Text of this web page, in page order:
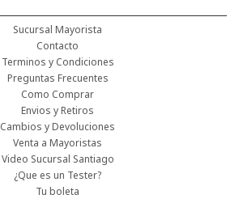
Sucursal Mayorista
Contacto
Terminos y Condiciones
Preguntas Frecuentes
Como Comprar
Envios y Retiros
Cambios y Devoluciones
Venta a Mayoristas
Video Sucursal Santiago
¿Que es un Tester?
Tu boleta